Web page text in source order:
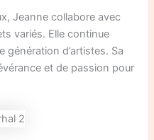
Jeanne collabore avec
variés. Elle continue
génération d’artistes. Sa
et de passion pour